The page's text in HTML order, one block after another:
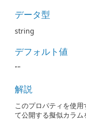
データ型
string
デフォルト値
""
解説
このプロパティを使
て公開する擬似カラム